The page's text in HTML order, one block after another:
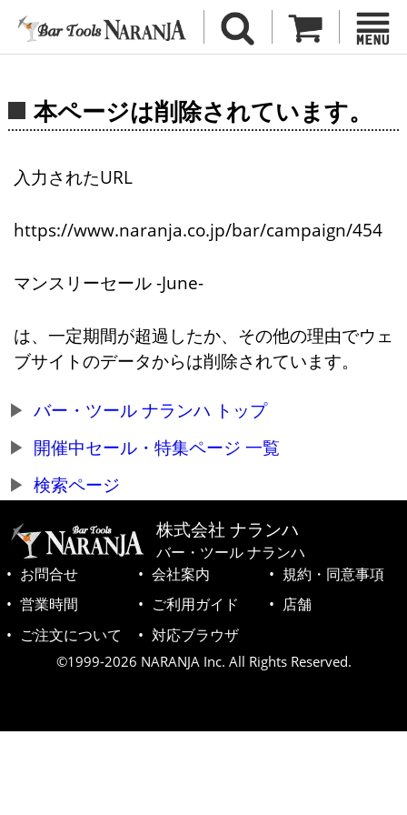
本ページは削除されています。
入力されたURL
https://www.naranja.co.jp/bar/campaign/454
マンスリーセール -June-
は、一定期間が超過したか、その他の理由でウェ
ブサイトのデータからは削除されています。
バー・ツール ナランハ トップ
開催中セール・特集ページ 一覧
検索ページ
株式会社 ナランハ
バー・ツール ナランハ
お問合せ
会社案内
規約・同意事項
営業時間
ご利用ガイド
店舗
ご注文について
対応ブラウザ
©1999-2026 NARANJA Inc. All Rights Reserved.